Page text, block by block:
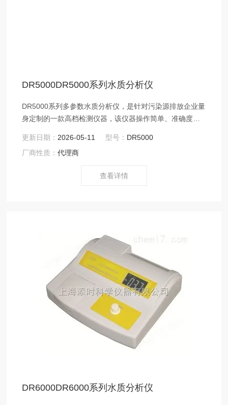
DR5000DR5000系列水质分析仪
DR5000系列多参数水质分析仪，是针对污染源排放企业量
身定制的一款高档检测仪器，该仪器操作简单、准确度
水、工业废水及城镇污水等水体中的化学需氧量COD、氨
氮、总磷、总氮、浊度等参数的快速测定。
更新日期： 2026-05-11 型号： DR5000
厂商性质：代理商
查看详情
DR6000DR6000系列水质分析仪